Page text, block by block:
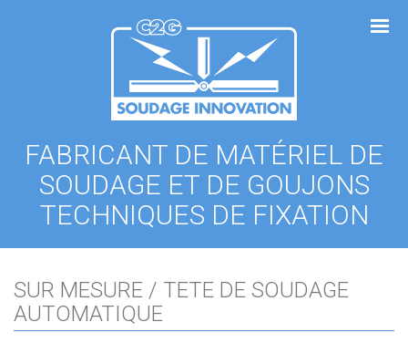
FABRICANT DE MATÉRIEL DE
SOUDAGE ET DE GOUJONS
TECHNIQUES DE FIXATION
SUR MESURE / TETE DE SOUDAGE
AUTOMATIQUE